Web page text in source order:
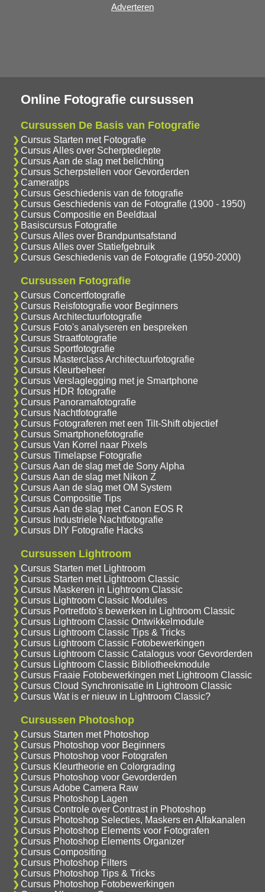
Adverteren
Online Fotografie cursussen
Cursussen De Basis van Fotografie
Cursus Starten met Fotografie
Cursus Alles over Scherptediepte
Cursus Aan de slag met belichting
Cursus Scherpstellen voor Gevorderden
Cameratips
Cursus Geschiedenis van de fotografie
Cursus Geschiedenis van de Fotografie (1900 - 1950)
Cursus Compositie en Beeldtaal
Basiscursus Fotografie
Cursus Alles over Brandpuntsafstand
Cursus Alles over Statiefgebruik
Cursus Geschiedenis van de Fotografie (1950-2000)
Cursussen Fotografie
Cursus Concertfotografie
Cursus Reisfotografie voor Beginners
Cursus Architectuurfotografie
Cursus Foto's analyseren en bespreken
Cursus Straatfotografie
Cursus Sportfotografie
Cursus Masterclass Architectuurfotografie
Cursus Kleurbeheer
Cursus Verslaglegging met je Smartphone
Cursus HDR fotografie
Cursus Panoramafotografie
Cursus Nachtfotografie
Cursus Fotograferen met een Tilt-Shift objectief
Cursus Smartphonefotografie
Cursus Van Korrel naar Pixels
Cursus Timelapse Fotografie
Cursus Aan de slag met de Sony Alpha
Cursus Aan de slag met Nikon Z
Cursus Aan de slag met OM System
Cursus Compositie Tips
Cursus Aan de slag met Canon EOS R
Cursus Industriele Nachtfotografie
Cursus DIY Fotografie Hacks
Cursussen Lightroom
Cursus Starten met Lightroom
Cursus Starten met Lightroom Classic
Cursus Maskeren in Lightroom Classic
Cursus Lightroom Classic Modules
Cursus Portretfoto's bewerken in Lightroom Classic
Cursus Lightroom Classic Ontwikkelmodule
Cursus Lightroom Classic Tips & Tricks
Cursus Lightroom Classic Fotobewerkingen
Cursus Lightroom Classic Catalogus voor Gevorderden
Cursus Lightroom Classic Bibliotheekmodule
Cursus Fraaie Fotobewerkingen met Lightroom Classic
Cursus Cloud Synchronisatie in Lightroom Classic
Cursus Wat is er nieuw in Lightroom Classic?
Cursussen Photoshop
Cursus Starten met Photoshop
Cursus Photoshop voor Beginners
Cursus Photoshop voor Fotografen
Cursus Kleurtheorie en Colorgrading
Cursus Photoshop voor Gevorderden
Cursus Adobe Camera Raw
Cursus Photoshop Lagen
Cursus Controle over Contrast in Photoshop
Cursus Photoshop Selecties, Maskers en Alfakanalen
Cursus Photoshop Elements voor Fotografen
Cursus Photoshop Elements Organizer
Cursus Compositing
Cursus Photoshop Filters
Cursus Photoshop Tips & Tricks
Cursus Photoshop Fotobewerkingen